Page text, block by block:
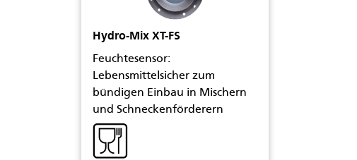
Hydro-Mix XT-FS
Feuchtesensor:
Lebensmittelsicher zum
bündigen Einbau in Mischern
und Schneckenförderern